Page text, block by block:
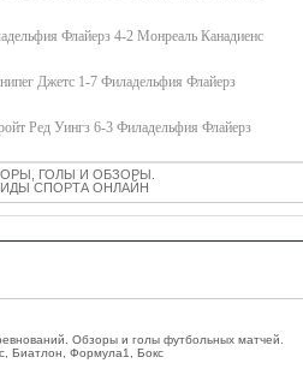
Флайерз 4-2 Монреаль Канадиенс
Джетс 1-7 Филадельфия Флайерз
Ред Уингз 6-3 Филадельфия Флайерз
ГОЛЫ И ОБЗОРЫ.
СПОРТА ОНЛАЙН
Обзоры и голы футбольных матчей.
Биатлон, Формула1, Бокс